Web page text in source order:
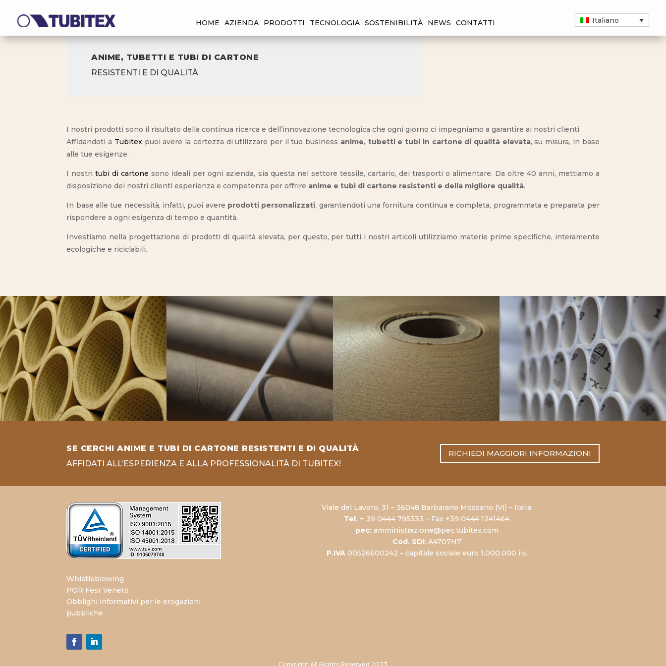
HOME AZIENDA PRODOTTI TECNOLOGIA SOSTENIBILITÀ NEWS CONTATTI Italiano
ANIME, TUBETTI E TUBI DI CARTONE
RESISTENTI E DI QUALITÀ
I nostri prodotti sono il risultato della continua ricerca e dell’innovazione tecnologica che ogni giorno ci impegniamo a garantire ai nostri clienti.
Affidandoti a Tubitexpuoi avere la certezza di utilizzare per il tuo business anime, tubetti e tubi in cartone di qualità elevata, su misura, in base
alle tue esigenze.
I nostri tubi di cartone sono ideali per ogni azienda, sia questa nel settore tessile, cartario, dei trasporti o alimentare. Da oltre 40 anni, mettiamo a
disposizione dei nostri clienti esperienza e competenza per offrire anime e tubi di cartone resistenti e della migliore qualità.
In base alle tue necessità, infatti, puoi avere prodotti personalizzati, garantendoti una fornitura continua e completa, programmata e preparata per
rispondere a ogni esigenza di tempo e quantità.
Investiamo nella progettazione di prodotti di qualità elevata, per questo, per tutti i nostri articoli utilizziamo materie prime specifiche, interamente
ecologiche e riciclabili.
SE CERCHI ANIME E TUBI DI CARTONE RESISTENTI E DI QUALITÀ
AFFIDATI ALL’ESPERIENZA E ALLA PROFESSIONALITÀ DI TUBITEX!
RICHIEDI MAGGIORI INFORMAZIONI
Whistleblowing
POR Fesr Veneto
Obblighi informativi per le erogazioni
pubbliche
Viale del Lavoro, 31 – 36048 Barbarano Mossano (VI) – Italia
Tel. + 39 0444 795333 – Fax +39 0444 1241464
pec: amministrazione@pec.tubitex.com
Cod. SDI: A4707H7
P.IVA 00526600242 – capitale sociale euro 1.000.000 i.v.
Copyright All Rights Reserved 2023